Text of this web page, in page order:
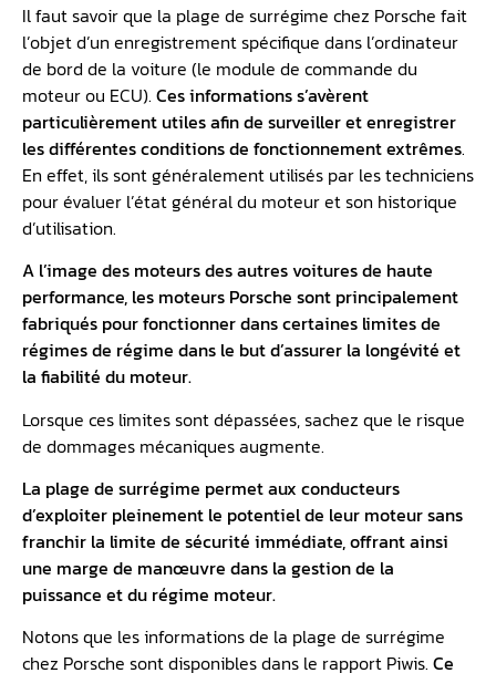
Il faut savoir que la plage de surrégime chez Porsche fait
l’objet d’un enregistrement spécifique dans l’ordinateur
de bord de la voiture (le module de commande du
moteur ou ECU). Ces informations s’avèrent
particulièrement utiles afin de surveiller et enregistrer
les différentes conditions de fonctionnement extrêmes.
En effet, ils sont généralement utilisés par les techniciens
pour évaluer l’état général du moteur et son historique
d’utilisation.
A l’image des moteurs des autres voitures de haute
performance, les moteurs Porsche sont principalement
fabriqués pour fonctionner dans certaines limites de
régimes de régime dans le but d’assurer la longévité et
la fiabilité du moteur.
Lorsque ces limites sont dépassées, sachez que le risque
de dommages mécaniques augmente.
La plage de surrégime permet aux conducteurs
d’exploiter pleinement le potentiel de leur moteur sans
franchir la limite de sécurité immédiate, offrant ainsi
une marge de manœuvre dans la gestion de la
puissance et du régime moteur.
Notons que les informations de la plage de surrégime
chez Porsche sont disponibles dans le rapport Piwis. Ce